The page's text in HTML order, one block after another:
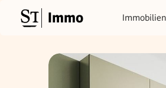
Immo